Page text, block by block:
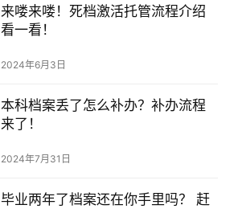
来喽来喽！死档激活托管流程介绍
看一看！
2024年6月3日
本科档案丢了怎么补办？补办流程
来了！
2024年7月31日
毕业两年了档案还在你手里吗？ 赶